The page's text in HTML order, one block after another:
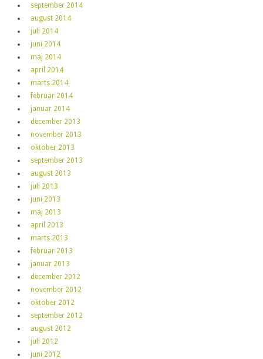
september 2014
august 2014
juli 2014
juni 2014
maj 2014
april 2014
marts 2014
februar 2014
januar 2014
december 2013
november 2013
oktober 2013
september 2013
august 2013
juli 2013
juni 2013
maj 2013
april 2013
marts 2013
februar 2013
januar 2013
december 2012
november 2012
oktober 2012
september 2012
august 2012
juli 2012
juni 2012